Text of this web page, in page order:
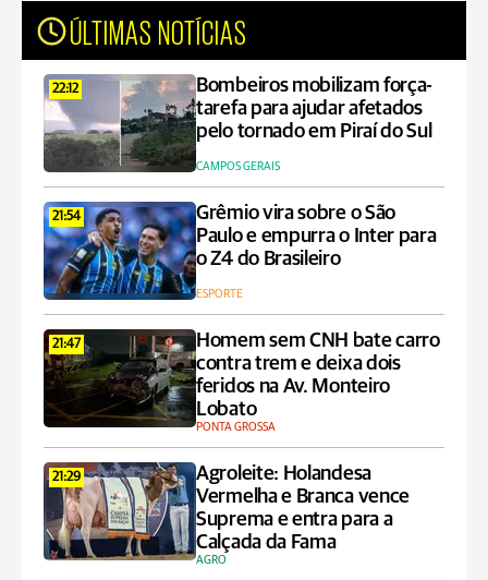
ÚLTIMAS NOTÍCIAS
22:12
Bombeiros mobilizam força-
tarefa para ajudar afetados
pelo tornado em Piraí do Sul
CAMPOS GERAIS
21:54
Grêmio vira sobre o São
Paulo e empurra o Inter para
o Z4 do Brasileiro
ESPORTE
21:47
Homem sem CNH bate carro
contra trem e deixa dois
feridos na Av. Monteiro
Lobato
PONTA GROSSA
21:29
Agroleite: Holandesa
Vermelha e Branca vence
Suprema e entra para a
Calçada da Fama
AGRO